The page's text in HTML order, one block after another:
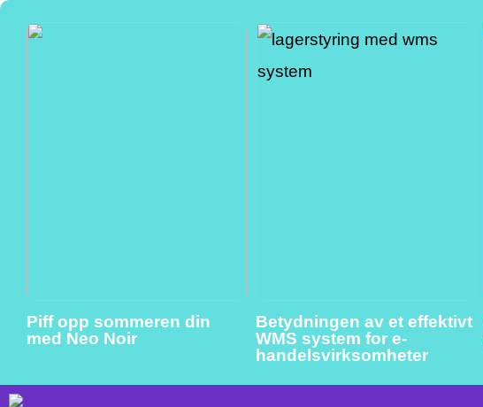
Piff opp sommeren din
med Neo Noir
Betydningen av et effektivt
WMS system for e-
handelsvirksomheter